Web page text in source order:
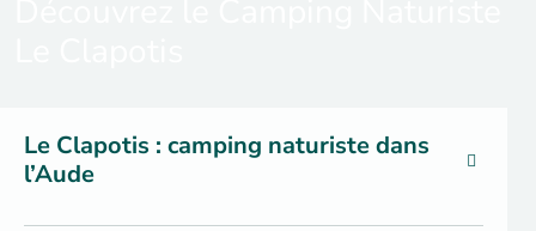
Le Clapotis : camping naturiste dans
l’Aude